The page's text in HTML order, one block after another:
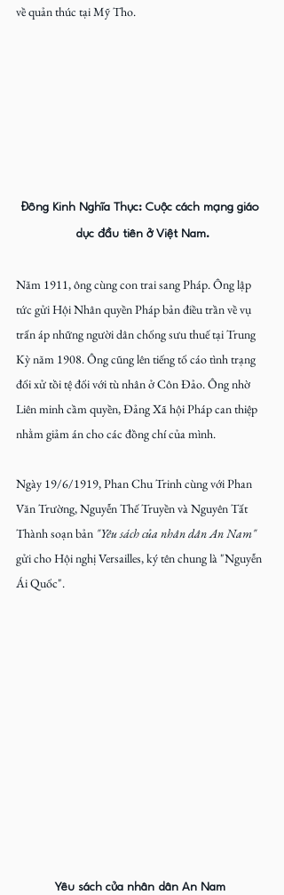
về quản thúc tại Mỹ Tho.
Đông Kinh Nghĩa Thục: Cuộc cách mạng giáo
dục đầu tiên ở Việt Nam.
Năm 1911, ông cùng con trai sang Pháp. Ông lập
tức gửi Hội Nhân quyền Pháp bản điều trần về vụ
trấn áp những người dân chống sưu thuế tại Trung
Kỳ năm 1908. Ông cũng lên tiếng tố cáo tình trạng
đối xử tồi tệ đối với tù nhân ở Côn Đảo. Ông nhờ
Liên minh cầm quyền, Đảng Xã hội Pháp can thiệp
nhằm giảm án cho các đồng chí của mình.
Ngày 19/6/1919, Phan Chu Trinh cùng với Phan
Văn Trường, Nguyễn Thế Truyền và Nguyên Tất
Thành soạn bản "Yêu sách của nhân dân An Nam"
gửi cho Hội nghị Versailles, ký tên chung là "Nguyễn
Ái Quốc".
Yêu sách của nhân dân An Nam